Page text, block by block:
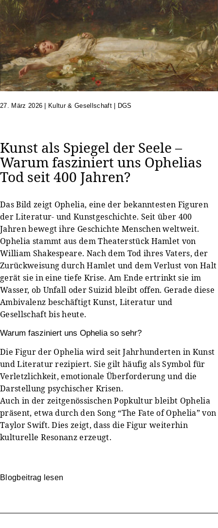
27. März 2026 Kultur & Gesellschaft | DGS
Kunst als Spiegel der Seele –
Warum fasziniert uns Ophelias
Tod seit 400 Jahren?
Das Bild zeigt Ophelia, eine der bekanntesten Figuren
der Literatur- und Kunstgeschichte. Seit über 400
Jahren bewegt ihre Geschichte Menschen weltweit.
Ophelia stammt aus dem Theaterstück Hamlet von
William Shakespeare. Nach dem Tod ihres Vaters, der
Zurückweisung durch Hamlet und dem Verlust von Halt
gerät sie in eine tiefe Krise. Am Ende ertrinkt sie im
Wasser, ob Unfall oder Suizid bleibt offen. Gerade diese
Ambivalenz beschäftigt Kunst, Literatur und
Gesellschaft bis heute.
Warum fasziniert uns Ophelia so sehr?
Die Figur der Ophelia wird seit Jahrhunderten in Kunst
und Literatur rezipiert. Sie gilt häufig als Symbol für
Verletzlichkeit, emotionale Überforderung und die
Darstellung psychischer Krisen.
Auch in der zeitgenössischen Popkultur bleibt Ophelia
präsent, etwa durch den Song “The Fate of Ophelia” von
Taylor Swift. Dies zeigt, dass die Figur weiterhin
kulturelle Resonanz erzeugt.
Blogbeitrag lesen